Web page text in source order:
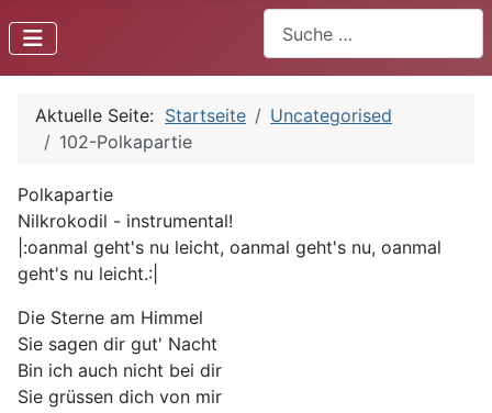
Aktuelle Seite: Startseite
Uncategorised
102-Polkapartie
Polkapartie
Nilkrokodil - instrumental!
|:oanmal geht's nu leicht, oanmal geht's nu, oanmal
geht's nu leicht.:|
Die Sterne am Himmel
Sie sagen dir gut' Nacht
Bin ich auch nicht bei dir
Sie grüssen dich von mir